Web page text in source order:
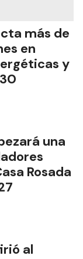
más de
en
y
una
Rosada
al